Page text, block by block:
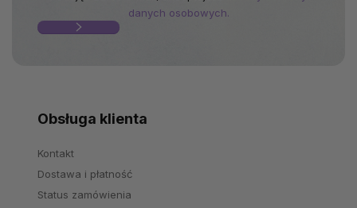
danych osobowych.
Obsługa klienta
Kontakt
Dostawa i płatność
Status zamówienia